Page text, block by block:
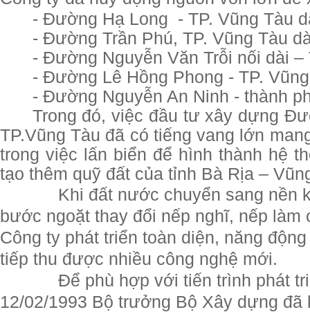
- Đường Hạ Long - TP. Vũng Tàu
- Đường Trần Phú, TP. Vũng Tàu
- Đường Nguyễn Văn Trỗi nối dài –
- Đường Lê Hồng Phong - TP.
- Đường Nguyễn An Ninh - thành
Trong đó, việc đầu tư xây dựng
TP.Vũng Tàu đã có tiếng vang lớn
trong việc lấn biển để hình thành hệ
tạo thêm quỹ đất của tỉnh Bà Rịa –
Khi đất nước chuyển sang nền
bước ngoặt thay đổi nếp nghĩ, nếp làm
Công ty phát triển toàn diện, năng
tiếp thu được nhiều công nghệ mới.
Để phù hợp với tiến trình phát
12/02/1993 Bộ trưởng Bộ Xây dựng